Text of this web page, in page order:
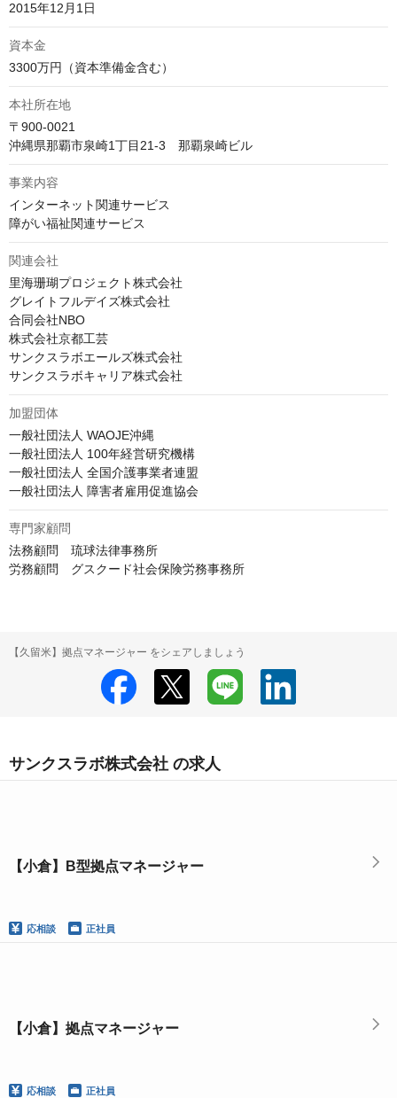
2015年12月1日
資本金
3300万円（資本準備金含む）
本社所在地
〒900-0021
沖縄県那覇市泉崎1丁目21-3　那覇泉崎ビル
事業内容
インターネット関連サービス
障がい福祉関連サービス
関連会社
里海珊瑚プロジェクト株式会社
グレイトフルデイズ株式会社
合同会社NBO
株式会社京都工芸
サンクスラボエールズ株式会社
サンクスラボキャリア株式会社
加盟団体
一般社団法人 WAOJE沖縄
一般社団法人 100年経営研究機構
一般社団法人 全国介護事業者連盟
一般社団法人 障害者雇用促進協会
専門家顧問
法務顧問　琉球法律事務所
労務顧問　グスクード社会保険労務事務所
【久留米】拠点マネージャー をシェアしましょう
サンクスラボ株式会社 の求人
【小倉】B型拠点マネージャー
応相談 正社員
【小倉】拠点マネージャー
応相談 正社員